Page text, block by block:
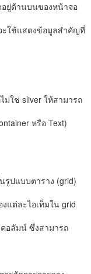
ยู่ด้านบนของหน้าจอ
ะใช้แสดงข้อมูลสำคัญที่
ใช่ sliver ให้สามารถ
หรือ Text)
รูปแบบตาราง (grid)
แต่ละไอเท็มใน grid
อลัมน์ ซึ่งสามารถ